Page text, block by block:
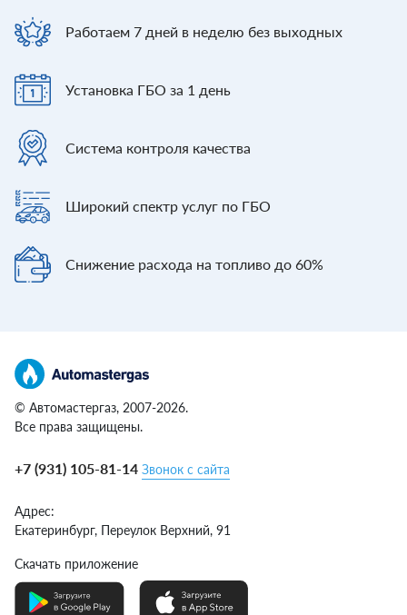
Работаем 7 дней в неделю без выходных
Установка ГБО за 1 день
Система контроля качества
Широкий спектр услуг по ГБО
Снижение расхода на топливо до 60%
© Автомастергаз, 2007-2026.
Все права защищены.
+7 (931) 105-81-14 Звонок с сайта
Адрес:
Екатеринбург, Переулок Верхний, 91
Скачать приложение